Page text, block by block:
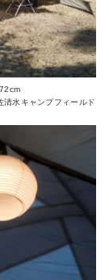
清水キャンプフィールド